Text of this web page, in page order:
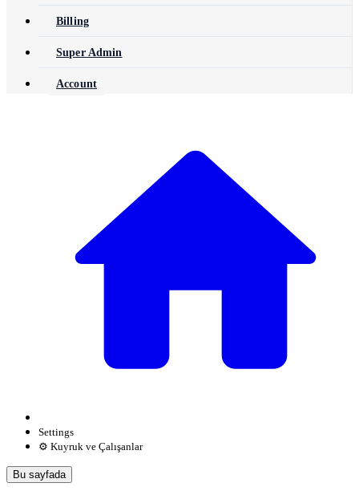
Billing
Super Admin
Account
Settings
⚙️ Kuyruk ve Çalışanlar
Bu sayfada